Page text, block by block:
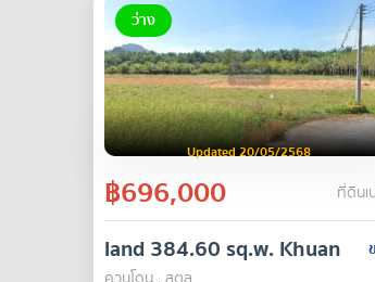
ว่าง
Updated 20/05/2568
฿696,000 ที่ดินเ
land 384.60 sq.w. Khuan